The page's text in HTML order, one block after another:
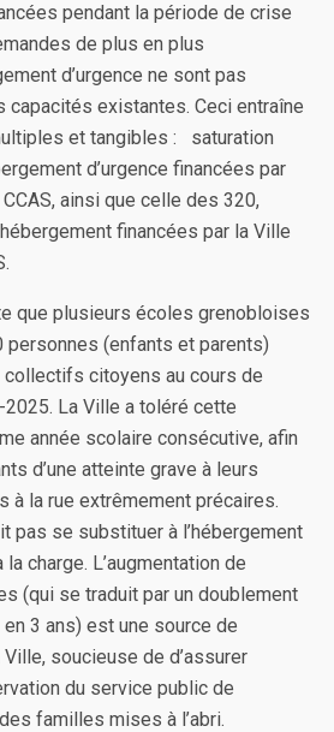
pendant la période de crise
de plus en plus
d’urgence ne sont pas
existantes. Ceci entraîne
et tangibles : saturation
d’urgence financées par
ainsi que celle des 320,
financées par la Ville
que plusieurs écoles grenobloises
personnes (enfants et parents)
collectifs citoyens au cours de
2025. La Ville a toléré cette
année scolaire consécutive, afin
d’une atteinte grave à leurs
à la rue extrêmement précaires.
pas se substituer à l’hébergement
la charge. L’augmentation de
(qui se traduit par un doublement
3 ans) est une source de
soucieuse de d’assurer
du service public de
familles mises à l’abri.